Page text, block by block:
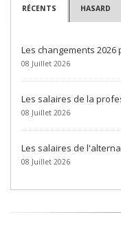
RÉCENTS HASARD
Les changements 2026
08 Juillet 2026
Les salaires de la
08 Juillet 2026
Les salaires de
08 Juillet 2026